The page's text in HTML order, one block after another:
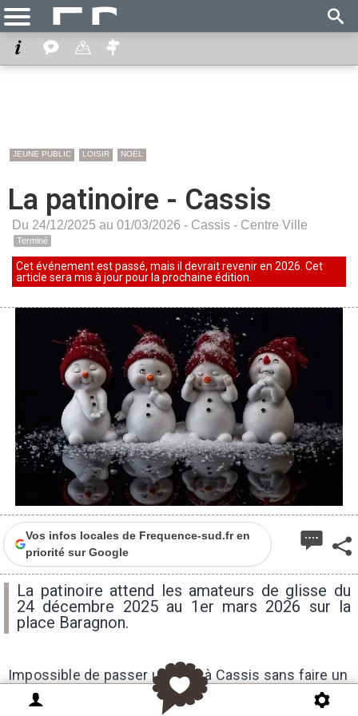
JEUNE PUBLIC LOISIR NOËL
La patinoire - Cassis
Du 24/12/2025 au 01/03/2026 - Cassis - Centre Ville
Terminé
Cet événement est passé, mais il devrait revenir en 2026. Cet
article sera mis à jour pour la prochaine édition.
Vos infos locales de Frequence-sud.fr en
priorité sur Google
La patinoire attend les amateurs de glisse du
24 décembre 2025 au 1er mars 2026 sur la
place Baragnon.
Impossible de passer un Noël à Cassis sans faire un
tour à la patinoire éphémère, qui ouvrira ses portes à